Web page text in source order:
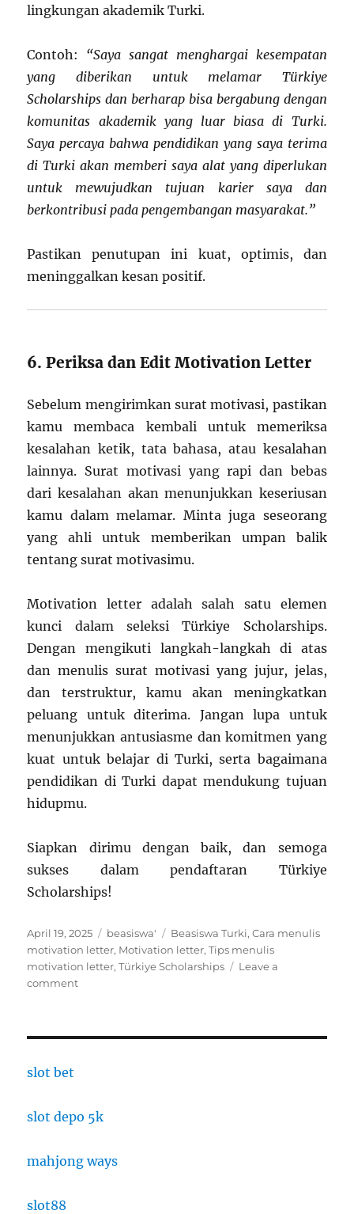
lingkungan akademik Turki.
Contoh: “Saya sangat menghargai kesempatan
yang diberikan untuk melamar Türkiye
Scholarships dan berharap bisa bergabung dengan
komunitas akademik yang luar biasa di Turki.
Saya percaya bahwa pendidikan yang saya terima
di Turki akan memberi saya alat yang diperlukan
untuk mewujudkan tujuan karier saya dan
berkontribusi pada pengembangan masyarakat.”
Pastikan penutupan ini kuat, optimis, dan
meninggalkan kesan positif.
6. Periksa dan Edit Motivation Letter
Sebelum mengirimkan surat motivasi, pastikan
kamu membaca kembali untuk memeriksa
kesalahan ketik, tata bahasa, atau kesalahan
lainnya. Surat motivasi yang rapi dan bebas
dari kesalahan akan menunjukkan keseriusan
kamu dalam melamar. Minta juga seseorang
yang ahli untuk memberikan umpan balik
tentang surat motivasimu.
Motivation letter adalah salah satu elemen
kunci dalam seleksi Türkiye Scholarships.
Dengan mengikuti langkah-langkah di atas
dan menulis surat motivasi yang jujur, jelas,
dan terstruktur, kamu akan meningkatkan
peluang untuk diterima. Jangan lupa untuk
menunjukkan antusiasme dan komitmen yang
kuat untuk belajar di Turki, serta bagaimana
pendidikan di Turki dapat mendukung tujuan
hidupmu.
Siapkan dirimu dengan baik, dan semoga
sukses dalam pendaftaran Türkiye
Scholarships!
Posted
on
April 19, 2025 Categories
beasiswa' Tags
Beasiswa Turki,Cara menulis
motivation letter, Motivation letter,Tips menulis
motivation letter,Türkiye Scholarships
Leave a
commenton
Türkiye
slot bet
slot depo 5k
mahjong ways
slot88